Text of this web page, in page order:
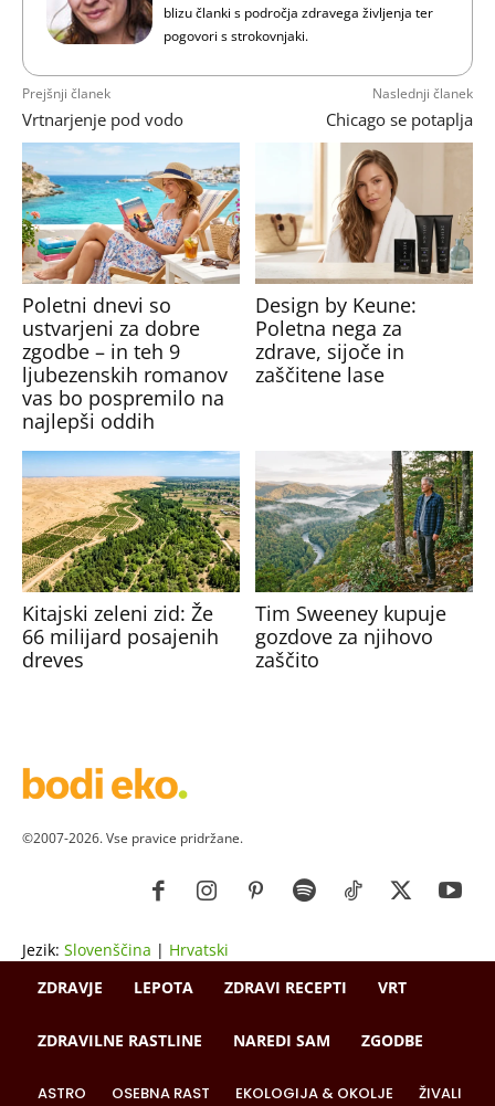
blizu članki s področja zdravega življenja ter
pogovori s strokovnjaki.
Prejšnji članek
Vrtnarjenje pod vodo
Naslednji članek
Chicago se potaplja
Poletni dnevi so
ustvarjeni za dobre
zgodbe – in teh 9
ljubezenskih romanov
vas bo pospremilo na
najlepši oddih
Design by Keune:
Poletna nega za
zdrave, sijoče in
zaščitene lase
Kitajski zeleni zid: Že
66 milijard posajenih
dreves
Tim Sweeney kupuje
gozdove za njihovo
zaščito
©2007-2026. Vse pravice pridržane.
Jezik: Slovenščina | Hrvatski
ZDRAVJE
LEPOTA ZDRAVI RECEPTI VRT
ZDRAVILNE RASTLINE NAREDI SAM ZGODBE
ASTRO OSEBNA RAST EKOLOGIJA & OKOLJE ŽIVALI